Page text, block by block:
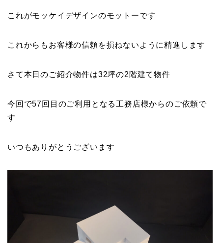
これがモッケイデザインのモットーです
これからもお客様の信頼を損ねないように精進します
さて本日のご紹介物件は32坪の2階建て物件
今回で57回目のご利用となる工務店様からのご依頼で
す
いつもありがとうございます